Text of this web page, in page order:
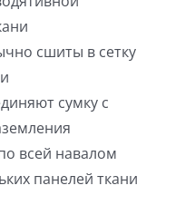
сшиты в сетку
сумку с
всей навалом
панелей ткани